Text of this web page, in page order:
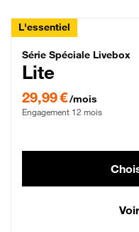
L'essentiel
Série
Série Spéciale Livebox
Lite
29,99 €/mois
Engagement 12 mois